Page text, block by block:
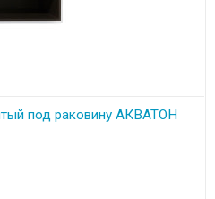
под раковину АКВАТОН